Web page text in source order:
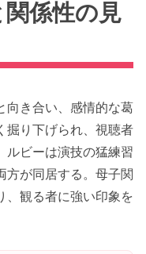
係性の見
向き合い、感情的な葛
掘り下げられ、視聴者
ルビーは演技の猛練習
方が同居する。母子関
、観る者に強い印象を